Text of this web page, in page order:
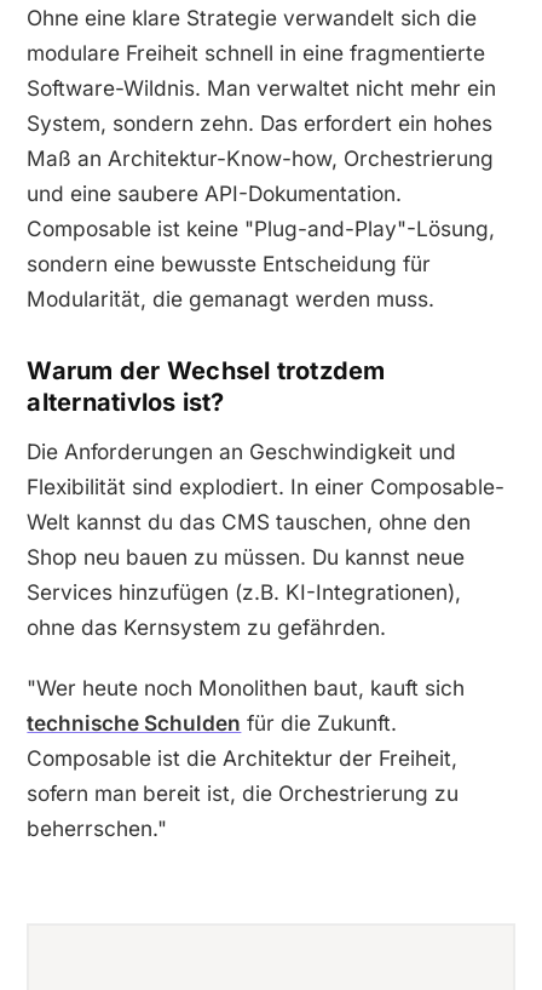
Ohne eine klare Strategie verwandelt sich die
modulare Freiheit schnell in eine fragmentierte
Software-Wildnis. Man verwaltet nicht mehr ein
System, sondern zehn. Das erfordert ein hohes
Maß an Architektur-Know-how, Orchestrierung
und eine saubere API-Dokumentation.
Composable ist keine "Plug-and-Play"-Lösung,
sondern eine bewusste Entscheidung für
Modularität, die gemanagt werden muss.
Warum der Wechsel trotzdem
alternativlos ist?
Die Anforderungen an Geschwindigkeit und
Flexibilität sind explodiert. In einer Composable-
Welt kannst du das CMS tauschen, ohne den
Shop neu bauen zu müssen. Du kannst neue
Services hinzufügen (z.B. KI-Integrationen),
ohne das Kernsystem zu gefährden.
"Wer heute noch Monolithen baut, kauft sich
technische Schulden für die Zukunft.
Composable ist die Architektur der Freiheit,
sofern man bereit ist, die Orchestrierung zu
beherrschen."